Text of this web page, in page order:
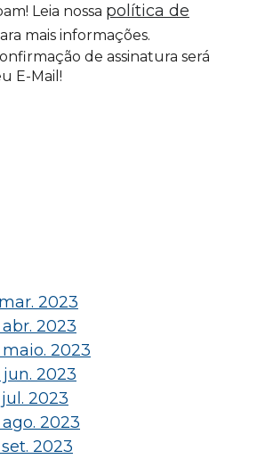
Leia nossa política de
mais informações.
de assinatura será
E-Mail!
mar. 2023
abr. 2023
maio. 2023
jun. 2023
jul. 2023
ago. 2023
set. 2023